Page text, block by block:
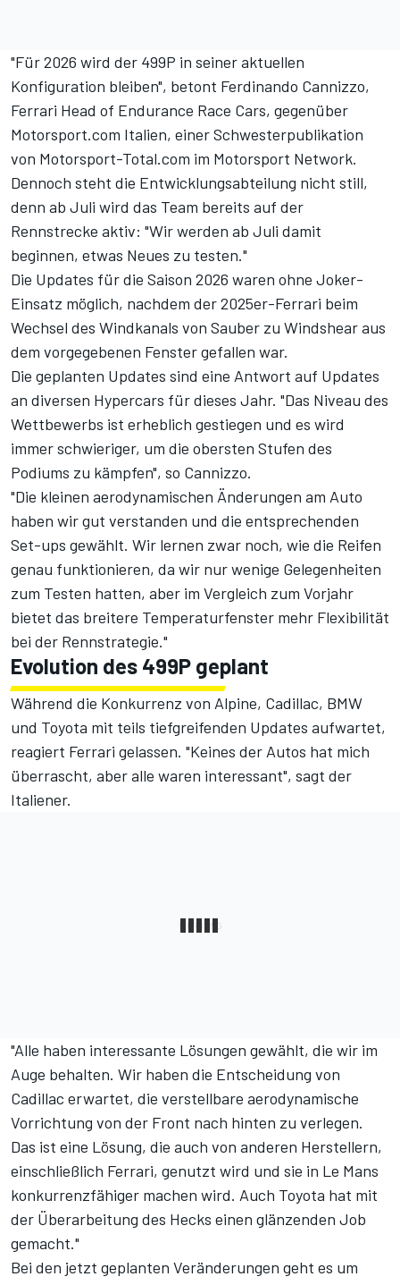
"Für 2026 wird der 499P in seiner aktuellen
Konfiguration bleiben", betont Ferdinando Cannizzo,
Ferrari Head of Endurance Race Cars, gegenüber
Motorsport.com Italien, einer Schwesterpublikation
von Motorsport-Total.com im Motorsport Network.
Dennoch steht die Entwicklungsabteilung nicht still,
denn ab Juli wird das Team bereits auf der
Rennstrecke aktiv: "Wir werden ab Juli damit
beginnen, etwas Neues zu testen."
Die Updates für die Saison 2026 waren ohne Joker-
Einsatz möglich, nachdem der 2025er-Ferrari beim
Wechsel des Windkanals von Sauber zu Windshear aus
dem vorgegebenen Fenster gefallen war.
Die geplanten Updates sind eine Antwort auf Updates
an diversen Hypercars für dieses Jahr. "Das Niveau des
Wettbewerbs ist erheblich gestiegen und es wird
immer schwieriger, um die obersten Stufen des
Podiums zu kämpfen", so Cannizzo.
"Die kleinen aerodynamischen Änderungen am Auto
haben wir gut verstanden und die entsprechenden
Set-ups gewählt. Wir lernen zwar noch, wie die Reifen
genau funktionieren, da wir nur wenige Gelegenheiten
zum Testen hatten, aber im Vergleich zum Vorjahr
bietet das breitere Temperaturfenster mehr Flexibilität
bei der Rennstrategie."
Evolution des 499P geplant
Während die Konkurrenz von Alpine, Cadillac, BMW
und Toyota mit teils tiefgreifenden Updates aufwartet,
reagiert Ferrari gelassen. "Keines der Autos hat mich
überrascht, aber alle waren interessant", sagt der
Italiener.
"Alle haben interessante Lösungen gewählt, die wir im
Auge behalten. Wir haben die Entscheidung von
Cadillac erwartet, die verstellbare aerodynamische
Vorrichtung von der Front nach hinten zu verlegen.
Das ist eine Lösung, die auch von anderen Herstellern,
einschließlich Ferrari, genutzt wird und sie in Le Mans
konkurrenzfähiger machen wird. Auch Toyota hat mit
der Überarbeitung des Hecks einen glänzenden Job
gemacht."
Bei den jetzt geplanten Veränderungen geht es um